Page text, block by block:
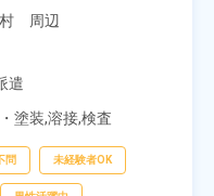
円　周辺
遣
塗装,溶接,検査
問 未経験者OK